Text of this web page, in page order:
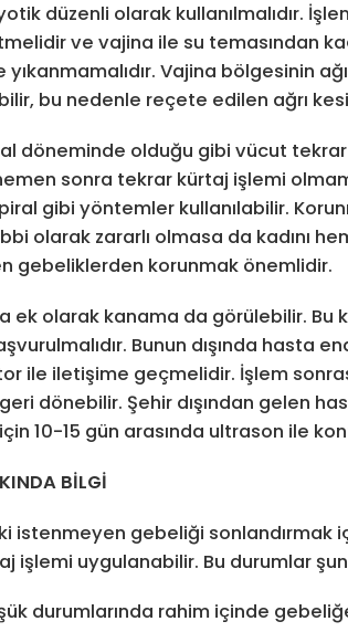
düzenli olarak kullanılmalıdır.
ve vajina ile su temasından
Vajina bölgesinin
bu nedenle reçete edilen ağrı
döneminde olduğu gibi vücut
sonra tekrar kürtaj işlemi
gibi yöntemler kullanılabilir.
olarak zararlı olmasa da kadını
gebeliklerden korunmak önemlidir.
ek olarak kanama da görülebilir.
Bunun dışında hasta
ile iletişime geçmelidir. İşlem
dönebilir. Şehir dışından gelen
10-15 gün arasında ultrason ile
BİLGİ
istenmeyen gebeliği sonlandırmak
işlemi uygulanabilir. Bu durumlar
durumlarında rahim içinde